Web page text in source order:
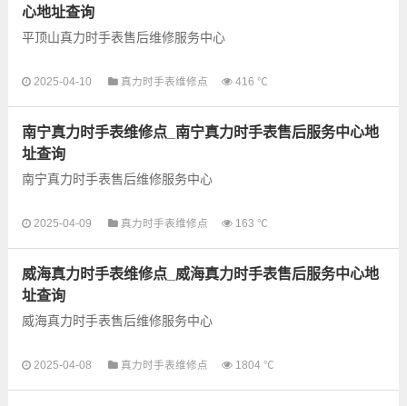
心地址查询
平顶山真力时手表售后维修服务中心
以下是古锋网为您整理的平顶山真力时手表售后服务网点和优质
2025-04-10 真力时手表维修点 416 ℃
南宁真力时手表维修点_南宁真力时手表售后服务中心地
址查询
南宁真力时手表售后维修服务中心
以下是古锋网为您整理的南宁真力时手表售后服务网点和优质维
2025-04-09 真力时手表维修点 163 ℃
威海真力时手表维修点_威海真力时手表售后服务中心地
址查询
威海真力时手表售后维修服务中心
以下是古锋网为您整理的威海真力时手表售后服务网点和优质维
2025-04-08 真力时手表维修点 1804 ℃